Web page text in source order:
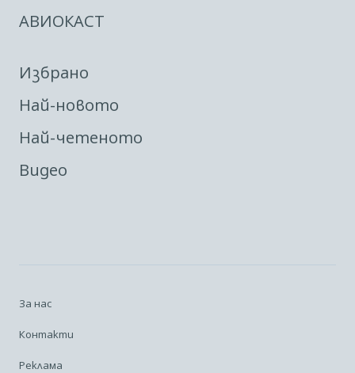
АВИОКАСТ
Избрано
Най-новото
Най-четеното
Видео
За нас
Контакти
Реклама